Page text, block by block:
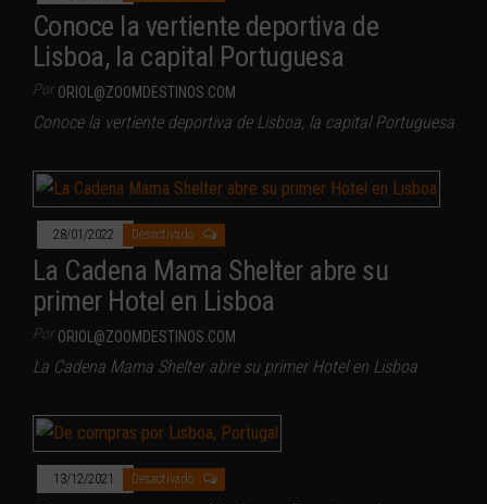
Conoce la vertiente deportiva de
Lisboa, la capital Portuguesa
Por ORIOL@ZOOMDESTINOS.COM
Conoce la vertiente deportiva de Lisboa, la capital Portuguesa
28/01/2022 Desactivado
La Cadena Mama Shelter abre su
primer Hotel en Lisboa
Por ORIOL@ZOOMDESTINOS.COM
La Cadena Mama Shelter abre su primer Hotel en Lisboa
13/12/2021 Desactivado